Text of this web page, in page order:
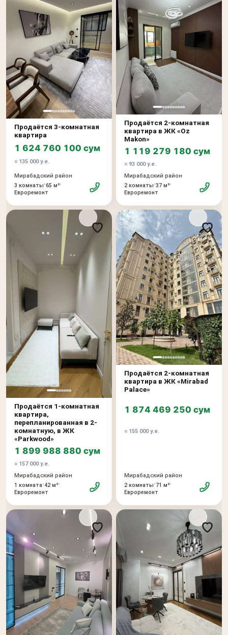
Продаётся 3-комнатная
квартира
1 624 760 100 сум
≈ 135 000 у.е.
Мирабадский район
3 комнаты•65 м²•
Евроремонт
Продаётся 2-комнатная
квартира в ЖК «Oz
Makon»
1 119 279 180 сум
≈ 93 000 у.е.
Мирабадский район
2 комнаты•37 м²•
Евроремонт
Продаётся 1-комнатная
квартира,
перепланированная в 2-
комнатную, в ЖК
«Parkwood»
1 899 988 880 сум
≈ 157 000 у.е.
Мирабадский район
1 комната•42 м²•
Евроремонт
Продаётся 2-комнатная
квартира в ЖК «Mirabad
Palace»
1 874 469 250 сум
≈ 155 000 у.е.
Мирабадский район
2 комнаты•71 м²•
Евроремонт